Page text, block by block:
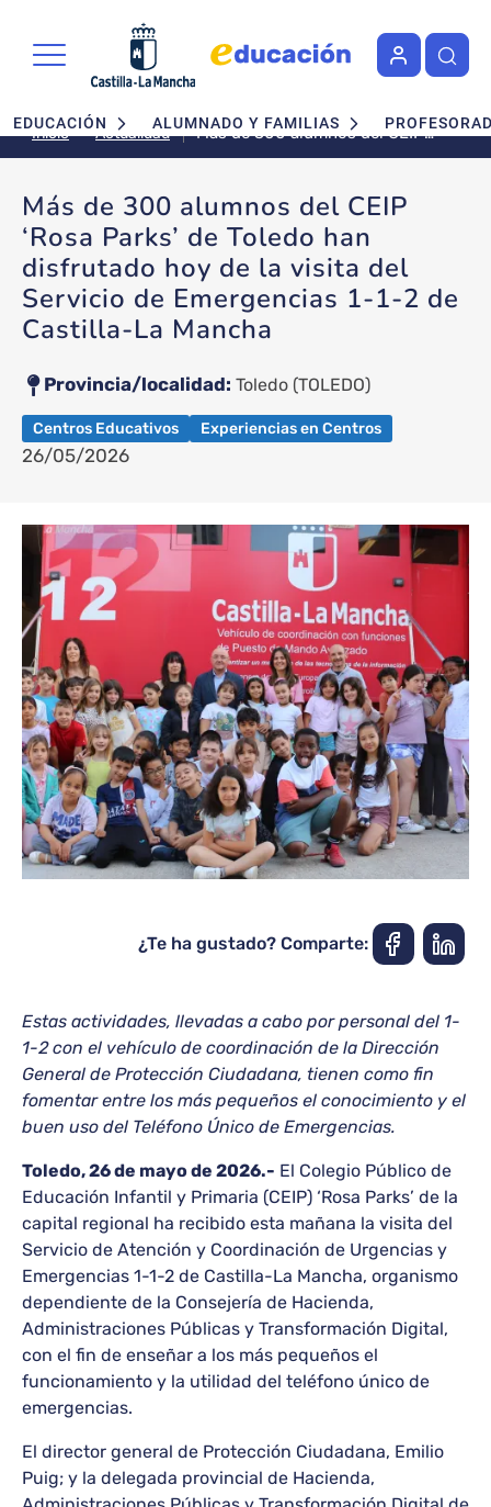
Navegación principal
EDUCACIÓN ALUMNADO Y FAMILIAS
Inicio Actualidad
Más de 300 alumnos del CEIP
‘Rosa Parks’ de Toledo han
Servicio de Emergencias 1-1-2
de Castilla-La Mancha
Más de 300 alumnos del CEIP
‘Rosa Parks’ de Toledo han
disfrutado hoy de la visita del
Servicio de Emergencias 1-1-2 de
Castilla-La Mancha
Provincia/localidad Toledo (TOLEDO)
Centros Educativos Experiencias en Centros
26/05/2026
¿Te ha gustado? Comparte:
Estas actividades, llevadas a cabo por personal del 1-
1-2 con el vehículo de coordinación de la Dirección
General de Protección Ciudadana, tienen como fin
fomentar entre los más pequeños el conocimiento y el
buen uso del Teléfono Único de Emergencias.
Toledo, 26 de mayo de 2026.- El Colegio Público de
Educación Infantil y Primaria (CEIP) ‘Rosa Parks’ de la
capital regional ha recibido esta mañana la visita del
Servicio de Atención y Coordinación de Urgencias y
Emergencias 1-1-2 de Castilla-La Mancha, organismo
dependiente de la Consejería de Hacienda,
Administraciones Públicas y Transformación Digital,
con el fin de enseñar a los más pequeños el
funcionamiento y la utilidad del teléfono único de
emergencias.
El director general de Protección Ciudadana, Emilio
Puig; y la delegada provincial de Hacienda,